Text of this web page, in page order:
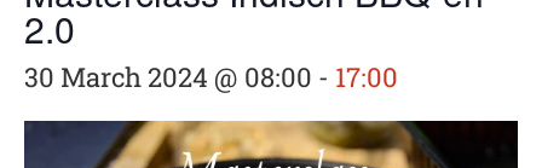
2.0
30 March 2024 @ 08:00 - 17:00